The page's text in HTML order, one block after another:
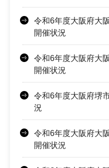
令和6年度大阪府大
開催状況
令和6年度大阪府大
開催状況
令和6年度大阪府堺
況
令和6年度大阪府大
開催状況